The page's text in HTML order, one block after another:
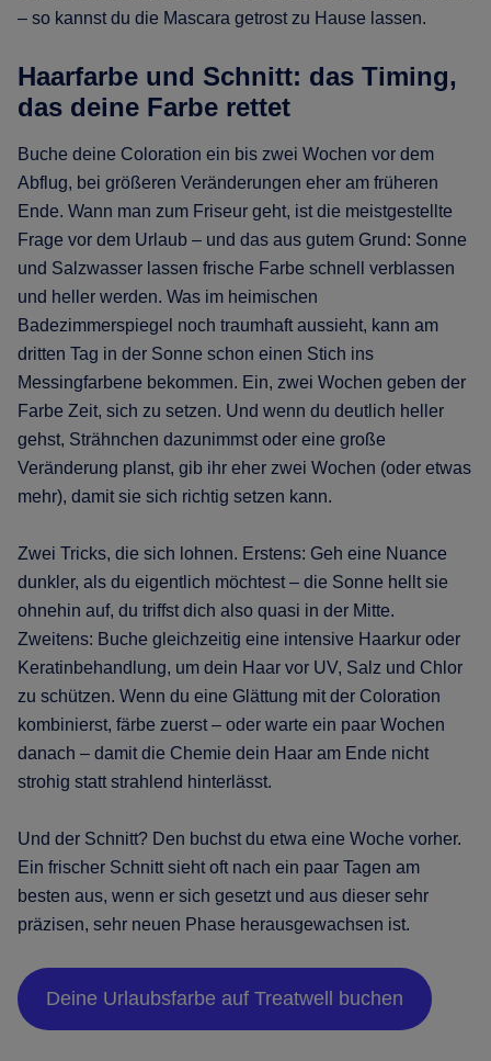
– so kannst du die Mascara getrost zu Hause lassen.
Haarfarbe und Schnitt: das Timing,
das deine Farbe rettet
Buche deine Coloration ein bis zwei Wochen vor dem
Abflug, bei größeren Veränderungen eher am früheren
Ende. Wann man zum Friseur geht, ist die meistgestellte
Frage vor dem Urlaub – und das aus gutem Grund: Sonne
und Salzwasser lassen frische Farbe schnell verblassen
und heller werden. Was im heimischen
Badezimmerspiegel noch traumhaft aussieht, kann am
dritten Tag in der Sonne schon einen Stich ins
Messingfarbene bekommen. Ein, zwei Wochen geben der
Farbe Zeit, sich zu setzen. Und wenn du deutlich heller
gehst, Strähnchen dazunimmst oder eine große
Veränderung planst, gib ihr eher zwei Wochen (oder etwas
mehr), damit sie sich richtig setzen kann.
Zwei Tricks, die sich lohnen. Erstens: Geh eine Nuance
dunkler, als du eigentlich möchtest – die Sonne hellt sie
ohnehin auf, du triffst dich also quasi in der Mitte.
Zweitens: Buche gleichzeitig eine intensive Haarkur oder
Keratinbehandlung, um dein Haar vor UV, Salz und Chlor
zu schützen. Wenn du eine Glättung mit der Coloration
kombinierst, färbe zuerst – oder warte ein paar Wochen
danach – damit die Chemie dein Haar am Ende nicht
strohig statt strahlend hinterlässt.
Und der Schnitt? Den buchst du etwa eine Woche vorher.
Ein frischer Schnitt sieht oft nach ein paar Tagen am
besten aus, wenn er sich gesetzt und aus dieser sehr
präzisen, sehr neuen Phase herausgewachsen ist.
Deine Urlaubsfarbe auf Treatwell buchen